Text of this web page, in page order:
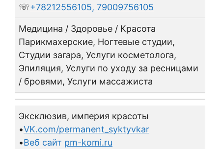
☏+78212556105, 79009756105
Медицина / Здоровье / Красота
Парикмахерские, Ногтевые студии,
Студии загара, Услуги косметолога,
Эпиляция, Услуги по уходу за ресницами
/ бровями, Услуги массажиста
Эксклюзив, империя красоты
•VK.com/permanent_syktyvkar
•Веб сайт pm-komi.ru